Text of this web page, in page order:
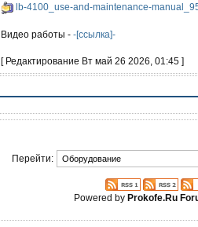
lb-4100_use-and-maintenance-
Видео работы - -[ссылка]-
[ Редактирование Вт май 26 2026, 01:45 ]
Перейти:
Powered byProkofe.Ru